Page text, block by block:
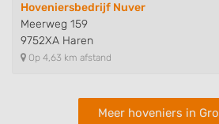
Hoveniersbedrijf Nuver
Meerweg 159
9752XA Haren
Op 4,63 km afstand
Meer hoveniers in